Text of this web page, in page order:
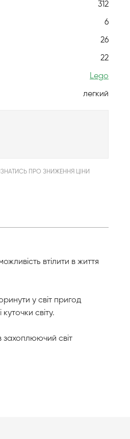
312
6
26
22
Lego
легкий
ПРО ЗНИЖЕННЯ ЦІНИ
втілити в життя
у світ пригод
світу.
захоплюючий світ